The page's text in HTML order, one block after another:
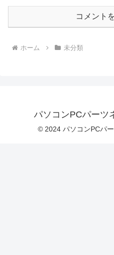
コメント
ホーム 未分類
パソコンPCパーツ
© 2024 パソコンPCパ